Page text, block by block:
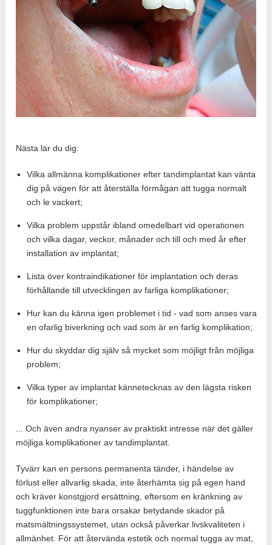
Nästa lär du dig:
Vilka allmänna komplikationer efter tandimplantat kan vänta
dig på vägen för att återställa förmågan att tugga normalt
och le vackert;
Vilka problem uppstår ibland omedelbart vid operationen
och vilka dagar, veckor, månader och till och med år efter
installation av implantat;
Lista över kontraindikationer för implantation och deras
förhållande till utvecklingen av farliga komplikationer;
Hur kan du känna igen problemet i tid - vad som anses vara
en ofarlig biverkning och vad som är en farlig komplikation;
Hur du skyddar dig själv så mycket som möjligt från möjliga
problem;
Vilka typer av implantat kännetecknas av den lägsta risken
för komplikationer;
... Och även andra nyanser av praktiskt intresse när det gäller
möjliga komplikationer av tandimplantat.
Tyvärr kan en persons permanenta tänder, i händelse av
förlust eller allvarlig skada, inte återhämta sig på egen hand
och kräver konstgjord ersättning, eftersom en kränkning av
tuggfunktionen inte bara orsakar betydande skador på
matsmältningssystemet, utan också påverkar livskvaliteten i
allmänhet. För att återvända estetik och normal tugga av mat,